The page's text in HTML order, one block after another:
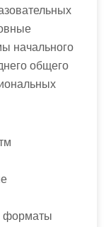
начального
общего
форматы